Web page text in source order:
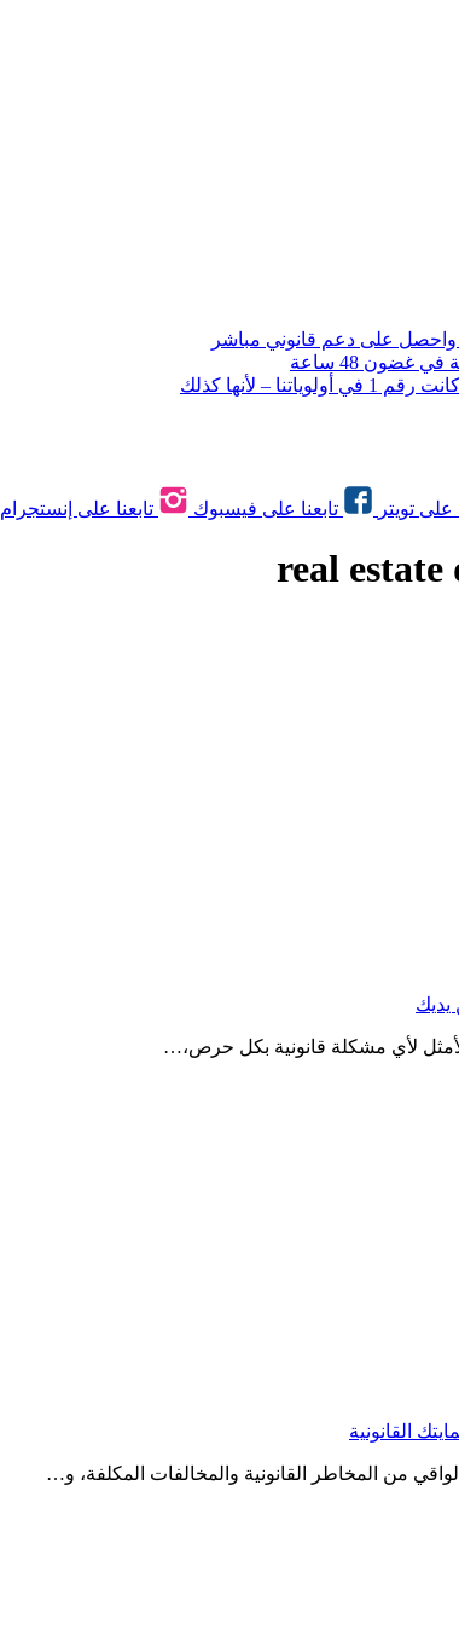
48 ساعة
لأنها كذلك
على تويتر تابعنا على فيسبوك تابعنا على إنستجرام
real
لأي مشكلة قانونية بكل حرص،…
من المخاطر القانونية والمخالفات المكلفة، و…